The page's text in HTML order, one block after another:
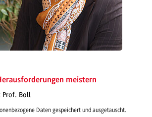
meistern
Prof. Boll
Daten gespeichert und ausgetauscht.